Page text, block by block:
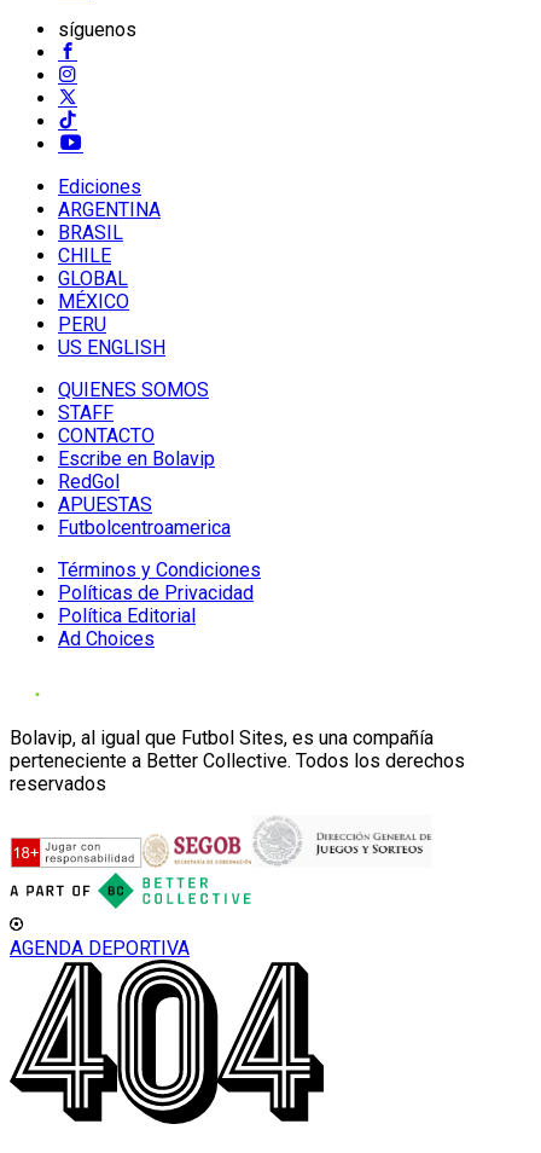
síguenos
Ediciones
ARGENTINA
BRASIL
CHILE
GLOBAL
MÉXICO
PERU
US ENGLISH
QUIENES SOMOS
STAFF
CONTACTO
Escribe en Bolavip
RedGol
APUESTAS
Futbolcentroamerica
Términos y Condiciones
Políticas de Privacidad
Política Editorial
Ad Choices
Bolavip, al igual que Futbol Sites, es una compañía
perteneciente a Better Collective. Todos los derechos
reservados
AGENDA DEPORTIVA